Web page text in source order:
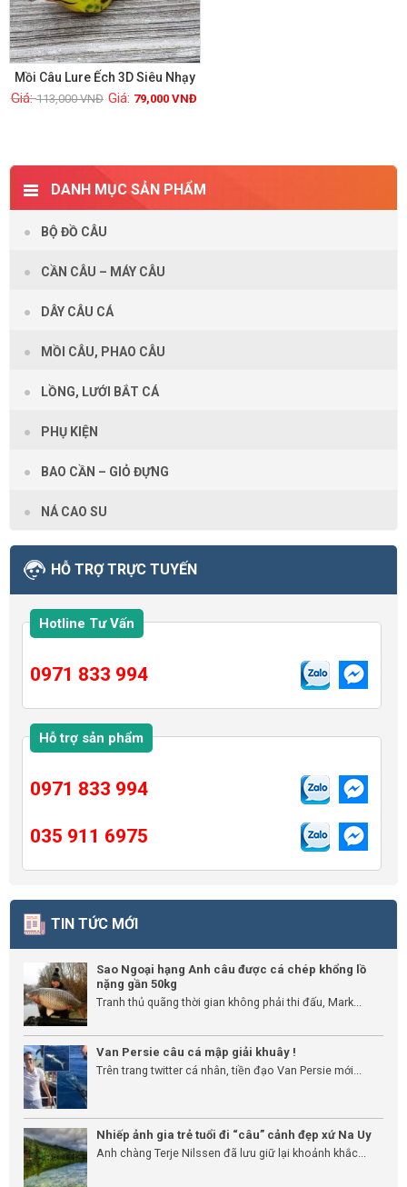
Mồi Câu Lure Ếch 3D Siêu Nhạy
113,000VNĐ 79,000VNĐ
DANH MỤC SẢN PHẨM
BỘ ĐỒ CÂU
CẦN CÂU – MÁY CÂU
DÂY CÂU CÁ
MỒI CÂU, PHAO CÂU
LỒNG, LƯỚI BẮT CÁ
PHỤ KIỆN
BAO CẦN – GIỎ ĐỰNG
NÁ CAO SU
HỖ TRỢ TRỰC TUYẾN
Hotline Tư Vấn
0971 833 994
Hỗ trợ sản phẩm
0971 833 994
035 911 6975
TIN TỨC MỚI
Sao Ngoại hạng Anh câu được cá chép khổng lồ
nặng gần 50kg
Tranh thủ quãng thời gian không phải thi đấu, Mark...
Van Persie câu cá mập giải khuây !
Trên trang twitter cá nhân, tiền đạo Van Persie mới...
Nhiếp ảnh gia trẻ tuổi đi “câu” cảnh đẹp xứ Na Uy
Anh chàng Terje Nilssen đã lưu giữ lại khoảnh khắc...